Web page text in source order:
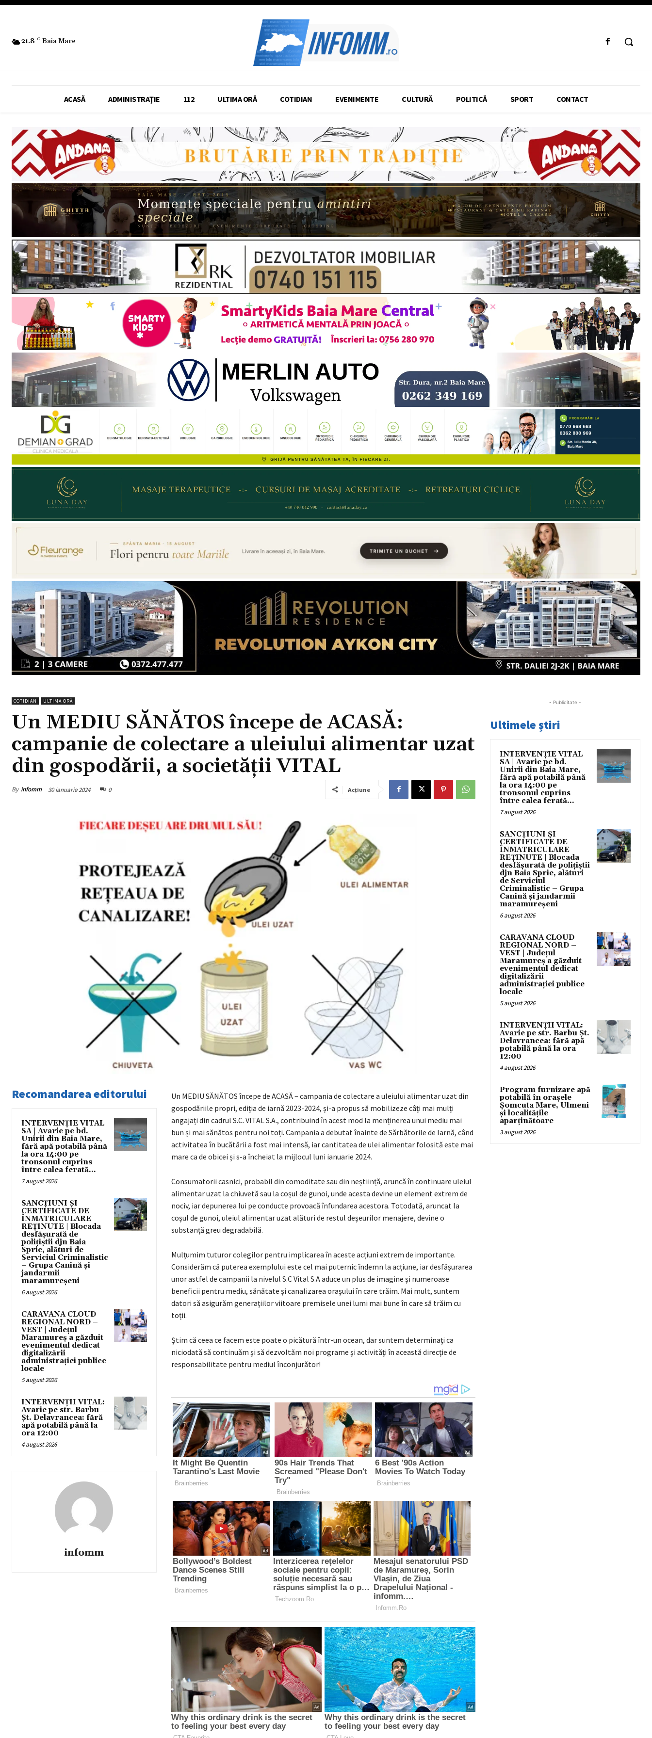
21.8 C Baia Mare
ACASĂ ADMINISTRAȚIE 112 ULTIMA ORĂ COTIDIAN EVENIMENTE CULTURĂ POLITICĂ SPORT CONTACT
COTIDIAN ULTIMA ORĂ
Un MEDIU SĂNĂTOS începe de ACASĂ:
campanie de colectare a uleiului alimentar uzat
din gospodării, a societății VITAL
By infomm 30 ianuarie 2024 0 Acțiune
Recomandarea editorului
INTERVENȚIE VITAL
SA | Avarie pe bd.
Unirii din Baia Mare,
fără apă potabilă până
la ora 14:00 pe
tronsonul cuprins
între calea ferată...
7 august 2026
SANCȚIUNI ȘI
CERTIFICATE DE
ÎNMATRICULARE
REȚINUTE | Blocada
desfășurată de
polițiștii djn Baia
Sprie, alături de
Serviciul Criminalistic
– Grupa Canină și
jandarmii
maramureșeni
6 august 2026
CARAVANA CLOUD
REGIONAL NORD –
VEST | Județul
Maramureș a găzduit
evenimentul dedicat
digitalizării
administrației publice
locale
5 august 2026
INTERVENȚII VITAL:
Avarie pe str. Barbu
Șt. Delavrancea: fără
apă potabilă până la
ora 12:00
4 august 2026
infomm
Un MEDIU SĂNĂTOS începe de ACASĂ – campania de colectare a uleiului alimentar uzat din
gospodăriile propri, ediția de iarnă 2023-2024, și-a propus să mobilizeze câți mai mulți
angajați din cadrul S.C. VITAL S.A., contribuind în acest mod la menținerea unui mediu mai
bun și mai sănătos pentru noi toți. Campania a debutat înainte de Sărbătorile de Iarnă, când
activitatea în bucătării a fost mai intensă, iar cantitatea de ulei alimentar folosită este mai
mare ca de obicei și s-a încheiat la mijlocul luni ianuarie 2024.
Consumatorii casnici, probabil din comoditate sau din neștiință, aruncă în continuare uleiul
alimentar uzat la chiuvetă sau la coșul de gunoi, unde acesta devine un element extrem de
nociv, iar depunerea lui pe conducte provoacă înfundarea acestora. Totodată, aruncat la
coșul de gunoi, uleiul alimentar uzat alături de restul deșeurilor menajere, devine o
substanță greu degradabilă.
Mulțumim tuturor colegilor pentru implicarea în aceste acțiuni extrem de importante.
Considerăm că puterea exemplului este cel mai puternic îndemn la acțiune, iar desfășurarea
unor astfel de campanii la nivelul S.C Vital S.A aduce un plus de imagine și numeroase
beneficii pentru mediu, sănătate și canalizarea orașului în care trăim. Mai mult, suntem
datori să asigurăm generațiilor viitoare premisele unei lumi mai bune în care să trăim cu
toții.
Știm că ceea ce facem este poate o picătură într-un ocean, dar suntem determinați ca
niciodată să continuăm și să dezvoltăm noi programe și activități în această direcție de
responsabilitate pentru mediul înconjurător!
- Publicitate -
Ultimele știri
INTERVENȚIE VITAL
SA | Avarie pe bd.
Unirii din Baia Mare,
fără apă potabilă până
la ora 14:00 pe
tronsonul cuprins
între calea ferată...
7 august 2026
SANCȚIUNI ȘI
CERTIFICATE DE
ÎNMATRICULARE
REȚINUTE | Blocada
desfășurată de polițiștii
djn Baia Sprie, alături
de Serviciul
Criminalistic – Grupa
Canină și jandarmii
maramureșeni
6 august 2026
CARAVANA CLOUD
REGIONAL NORD –
VEST | Județul
Maramureș a găzduit
evenimentul dedicat
digitalizării
administrației publice
locale
5 august 2026
INTERVENȚII VITAL:
Avarie pe str. Barbu Șt.
Delavrancea: fără apă
potabilă până la ora
12:00
4 august 2026
Program furnizare apă
potabilă în orașele
Șomcuta Mare, Ulmeni
și localitățile
aparținătoare
3 august 2026